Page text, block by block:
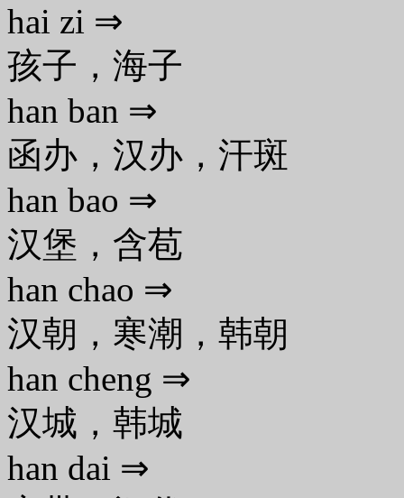
hai zi ⇒
孩子，海子
han ban ⇒
函办，汉办，汗斑
han bao ⇒
汉堡，含苞
han chao ⇒
汉朝，寒潮，韩朝
han cheng ⇒
汉城，韩城
han dai ⇒